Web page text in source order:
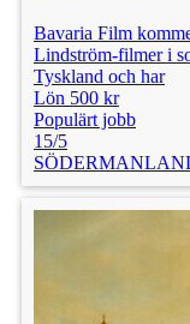
Bavaria Film
Lindström-filmer i
Tyskland och har
Lön 500 kr
Populärt jobb
15/5